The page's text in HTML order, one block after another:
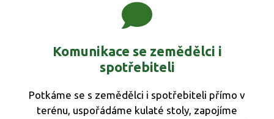
Komunikace se zemědělci i
spotřebiteli
Potkáme se s zemědělci i spotřebiteli přímo v
terénu, uspořádáme kulaté stoly, zapojíme